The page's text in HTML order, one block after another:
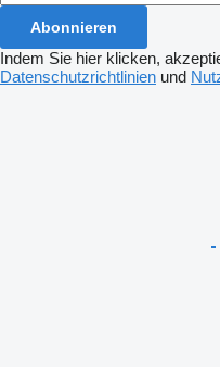
Abonnieren
Indem Sie hier klicken,
Datenschutzrichtlinien und